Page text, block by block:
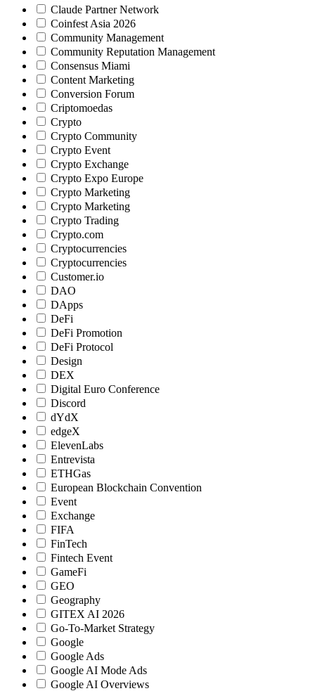
Claude Partner Network
Coinfest Asia 2026
Community Management
Community Reputation Management
Consensus Miami
Content Marketing
Conversion Forum
Criptomoedas
Crypto
Crypto Community
Crypto Event
Crypto Exchange
Crypto Expo Europe
Crypto Marketing
Crypto Marketing
Crypto Trading
Crypto.com
Cryptocurrencies
Cryptocurrencies
Customer.io
DAO
DApps
DeFi
DeFi Promotion
DeFi Protocol
Design
DEX
Digital Euro Conference
Discord
dYdX
edgeX
ElevenLabs
Entrevista
ETHGas
European Blockchain Convention
Event
Exchange
FIFA
FinTech
Fintech Event
GameFi
GEO
Geography
GITEX AI 2026
Go-To-Market Strategy
Google
Google Ads
Google AI Mode Ads
Google AI Overviews